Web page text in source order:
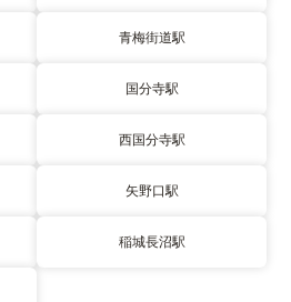
青梅街道駅
国分寺駅
西国分寺駅
矢野口駅
稲城長沼駅